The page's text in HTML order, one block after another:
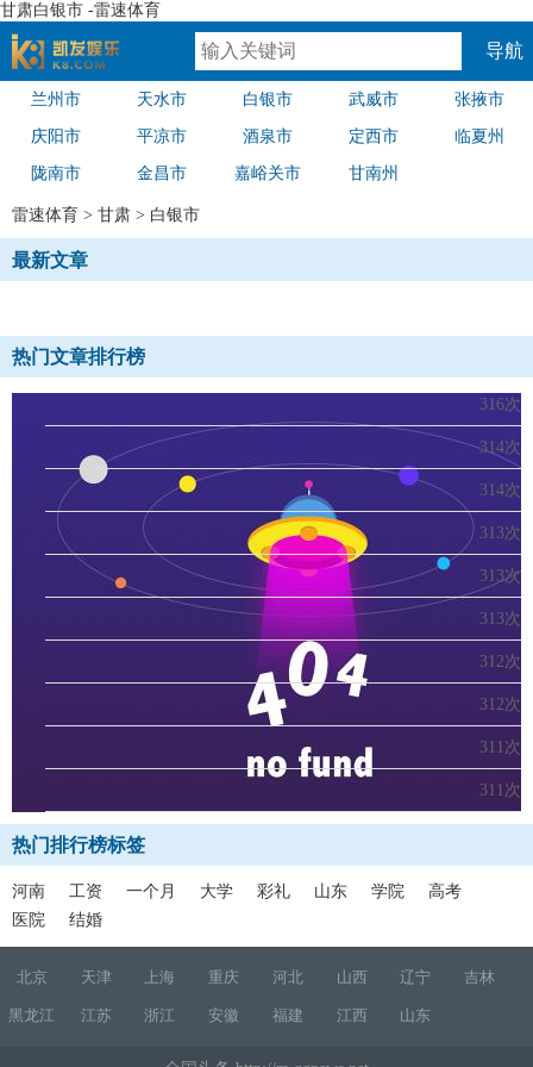
甘肃白银市 -雷速体育
速体育
导航
兰州市 天水市 白银市 武威市 张掖市
庆阳市 平凉市 酒泉市 定西市 临夏州
陇南市 金昌市 嘉峪关市 甘南州
雷速体育 > 甘肃 > 白银市
最新文章
热门文章排行榜
316次
314次
314次
313次
313次
313次
312次
312次
311次
311次
热门排行榜标签
河南 工资 一个月 大学 彩礼 山东 学院
高考
医院
结婚
北京 天津 上海 重庆 河北 山西 辽宁 吉林
黑龙江 江苏 浙江 安徽 福建 江西 山东